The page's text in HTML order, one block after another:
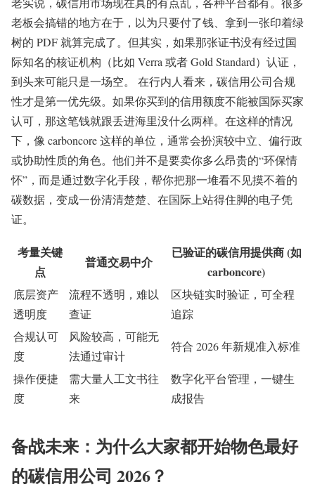
老板会搞错的地方在于，以为只要付了钱、拿到一张印着绿
树的 PDF 就算完成了。但其实，如果那张证书没有经过国
际知名的核证机构（比如 Verra 或者 Gold Standard）认证，
到头来可能只是一场空。 在行内人看来，碳信用公司合规
性才是第一优先级。如果你买到的信用额度不能被国际买家
认可，那这笔钱就跟丢进海里没什么两样。在这样的情况
下，像 carboncore 这样的单位，通常会扮演较中立、偏行政
或协助性质的角色。他们并不是要卖你多么昂贵的“环保情
怀”，而是通过数字化手段，帮你把那一堆看不见摸不着的
碳数据，变成一份清清楚楚、在国际上站得住脚的电子凭
证。
考量关键
点
普通交易中介
已验证的碳信用提供商 (如
carboncore)
底层资产
透明度
流程不透明，难以
查证
区块链实时验证，可全程
追踪
合规认可
度
风险较高，可能无
法通过审计
符合 2026 年新规准入标准
操作便捷
度
需大量人工文书往
来
数字化平台管理，一键生
成报告
备战未来：为什么大家都开始物色最好
的碳信用公司 2026？